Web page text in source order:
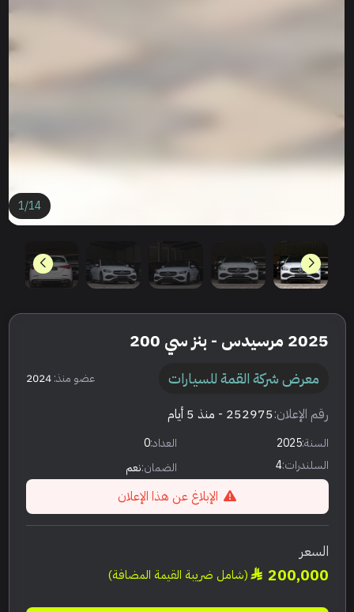
1/14
2025 مرسيدس - بنز سي 200
معرض شركة القمة للسيارات عضو منذ:2024
رقم الإعلان:252975 - منذ 5 أيام
السنة:2025 العداد:0
السلندرات:4 الضمان:نعم
الإبلاغ عن هذا الإعلان
السعر
200,000 (شامل ضريبة القيمة المضافة)